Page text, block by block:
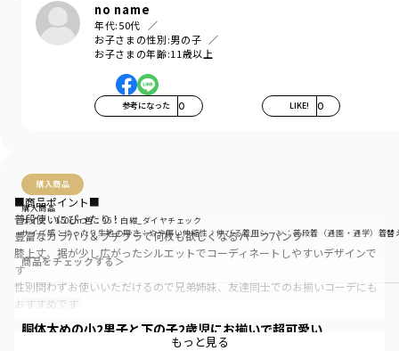
no name
年代:50代
お子さまの性別:男の子
お子さまの年齢:11歳以上
参考になった 0 LIKE! 0
購入商品
購入商品
サイズ感 ：ゆったり 生地の厚さ：やや厚い伸縮性：伸びる着用シーン：普段着（通園・通学） 着替
サイズ：150cm色：95：白紺_ダイヤチェック
商品をチェックする＞
胴体太めの小2男子と下の子2歳児にお揃いで超可愛い
■商品ポイント■
普段使いにぴったり！
豊富なカラバリ＆プチプラで何枚も欲しくなるハーフパンツ
膝上丈、裾が少し広がったシルエットでコーディネートしやすいデザインで
す
性別問わずお使いいただけるので兄弟姉妹、友達同士でのお揃いコーデにも
おすすめです
あって嬉しい♪お名前ネーム付き
もっと見る